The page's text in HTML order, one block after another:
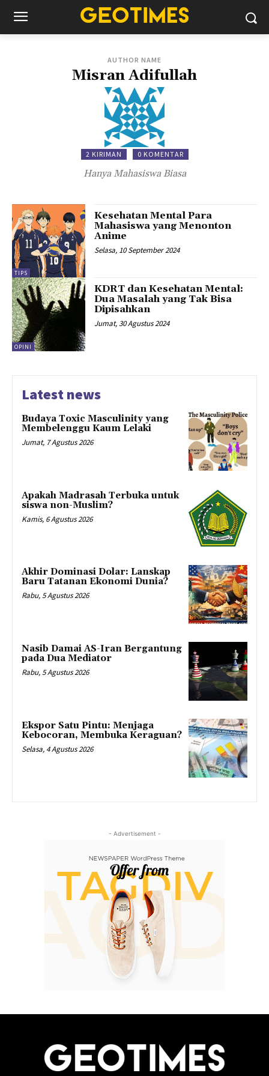
AUTHOR NAME
Misran Adifullah
2 KIRIMAN 0 KOMENTAR
Hanya Mahasiswa Biasa
TIPS
Kesehatan Mental Para
Mahasiswa yang Menonton
Anime
Selasa, 10 September 2024
OPINI
KDRT dan Kesehatan Mental:
Dua Masalah yang Tak Bisa
Dipisahkan
Jumat, 30 Agustus 2024
Latest news
Budaya Toxic Masculinity yang
Membelenggu Kaum Lelaki
Jumat, 7 Agustus 2026
Apakah Madrasah Terbuka untuk
siswa non-Muslim?
Kamis, 6 Agustus 2026
Akhir Dominasi Dolar: Lanskap
Baru Tatanan Ekonomi Dunia?
Rabu, 5 Agustus 2026
Nasib Damai AS-Iran Bergantung
pada Dua Mediator
Rabu, 5 Agustus 2026
Ekspor Satu Pintu: Menjaga
Kebocoran, Membuka Keraguan?
Selasa, 4 Agustus 2026
- Advertisement -